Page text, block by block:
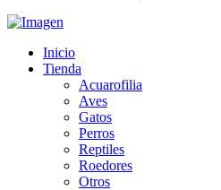
Inicio
Tienda
Acuarofilia
Aves
Gatos
Perros
Reptiles
Roedores
Otros